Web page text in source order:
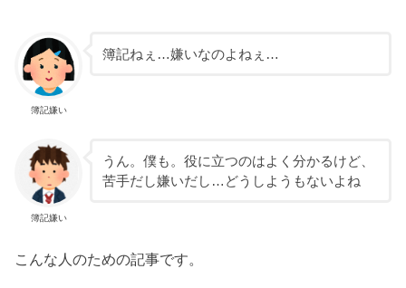
簿記嫌い
簿記ねぇ…嫌いなのよねぇ…
簿記嫌い
うん。僕も。役に立つのはよく分かるけど、
苦手だし嫌いだし…どうしようもないよね
こんな人のための記事です。